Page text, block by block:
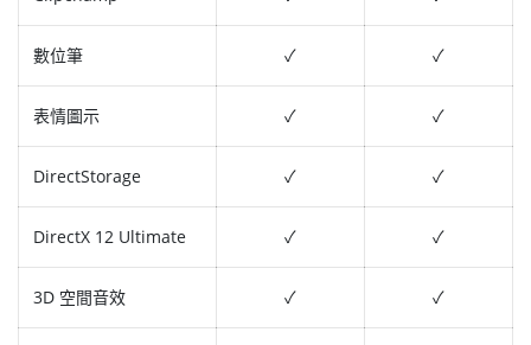
數位筆 ✓ ✓
表情圖示 ✓ ✓
DirectStorage ✓ ✓
DirectX 12 Ultimate ✓ ✓
3D 空間音效 ✓ ✓